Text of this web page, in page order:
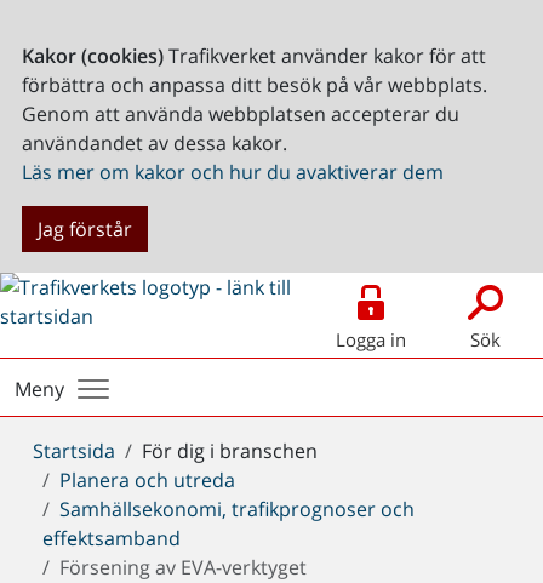
Kakor (cookies)Trafikverket använder kakor för att
förbättra och anpassa ditt besök på vår webbplats.
Genom att använda webbplatsen accepterar du
användandet av dessa kakor.
Läs mer om kakor och hur du avaktiverar dem
Jag förstår
Logga in Sök
Meny
Du
är
här:
Startsida
För dig i branschen
Planera och utreda
Samhällsekonomi, trafikprognoser och
effektsamband
Försening av EVA-verktyget